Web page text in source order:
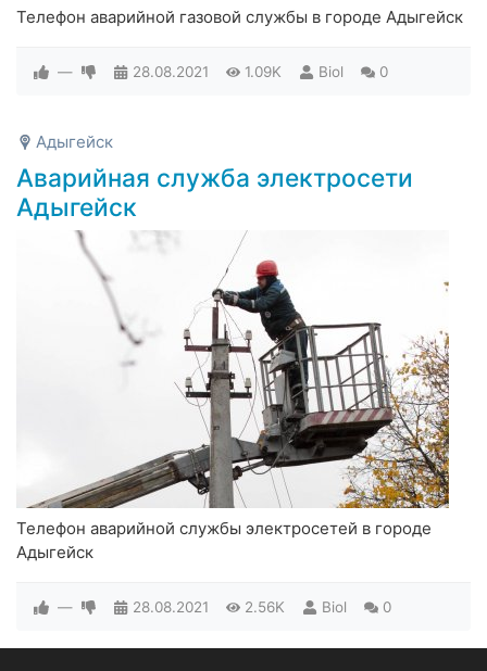
Телефон аварийной газовой службы в городе Адыгейск
— 28.08.2021 1.09K Biol 0
Адыгейск
Аварийная служба электросети
Адыгейск
Телефон аварийной службы электросетей в городе
Адыгейск
— 28.08.2021 2.56K Biol 0